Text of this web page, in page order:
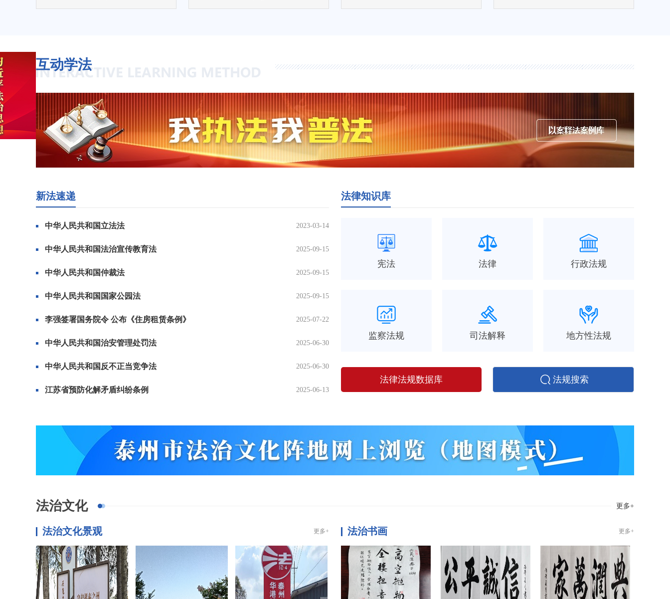
互动学法
新法速递
中华人民共和国立法法 2023-03-14
中华人民共和国法治宣传教育法 2025-09-15
中华人民共和国仲裁法 2025-09-15
中华人民共和国国家公园法 2025-09-15
李强签署国务院令 公布《住房租赁条例》 2025-07-22
中华人民共和国治安管理处罚法 2025-06-30
中华人民共和国反不正当竞争法 2025-06-30
江苏省预防化解矛盾纠纷条例 2025-06-13
法律知识库
宪法 法律 行政法规
监察法规 司法解释 地方性法规
法律法规数据库 法规搜索
法治文化 更多+
法治文化景观 更多+ 法治书画 更多+